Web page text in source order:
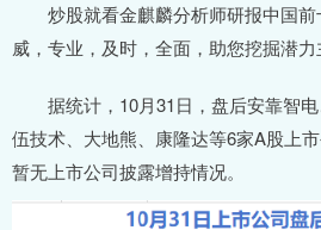
炒股就看金麒麟分析师研报中国前
威，专业，及时，全面，助您挖掘潜力
据统计，10月31日，盘后安靠智电
伍技术、大地熊、康隆达等6家A股上
暂无上市公司披露增持情况。